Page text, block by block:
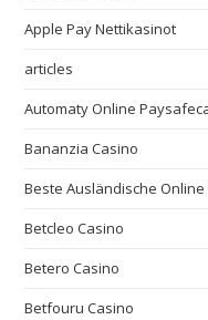
Apple Pay Nettikasinot
articles
Automaty Online
Bananzia Casino
Beste Ausländische Online
Betcleo Casino
Betero Casino
Betfouru Casino